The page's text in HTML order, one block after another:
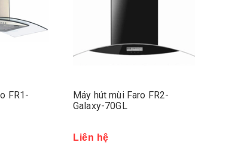
FR1-
Máy hút mùi Faro FR2-
Galaxy-70GL
Liên hệ